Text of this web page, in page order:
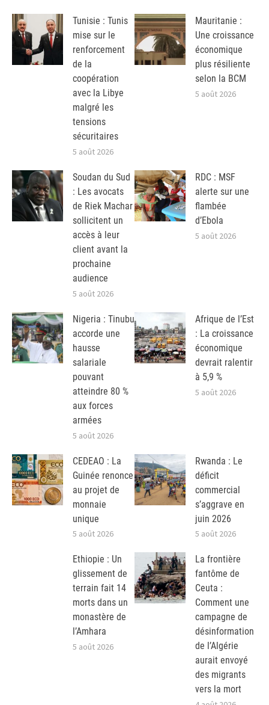
Tunisie : Tunis
mise sur le
renforcement
de la
coopération
avec la Libye
malgré les
tensions
sécuritaires
5 août 2026
Mauritanie :
Une croissance
économique
plus résiliente
selon la BCM
5 août 2026
Soudan du Sud
: Les avocats
de Riek Machar
sollicitent un
accès à leur
client avant la
prochaine
audience
5 août 2026
RDC : MSF
alerte sur une
flambée
d’Ebola
5 août 2026
Nigeria : Tinubu
accorde une
hausse
salariale
pouvant
atteindre 80 %
aux forces
armées
5 août 2026
Afrique de l’Est
: La croissance
économique
devrait ralentir
à 5,9 %
5 août 2026
CEDEAO : La
Guinée renonce
au projet de
monnaie
unique
5 août 2026
Rwanda : Le
déficit
commercial
s’aggrave en
juin 2026
5 août 2026
Ethiopie : Un
glissement de
terrain fait 14
morts dans un
monastère de
l’Amhara
5 août 2026
La frontière
fantôme de
Ceuta :
Comment une
campagne de
désinformation
de l’Algérie
aurait envoyé
des migrants
vers la mort